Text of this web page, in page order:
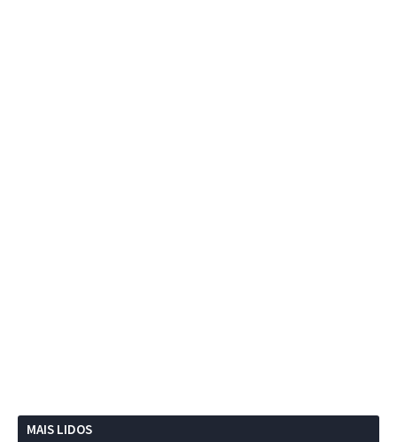
MAIS LIDOS